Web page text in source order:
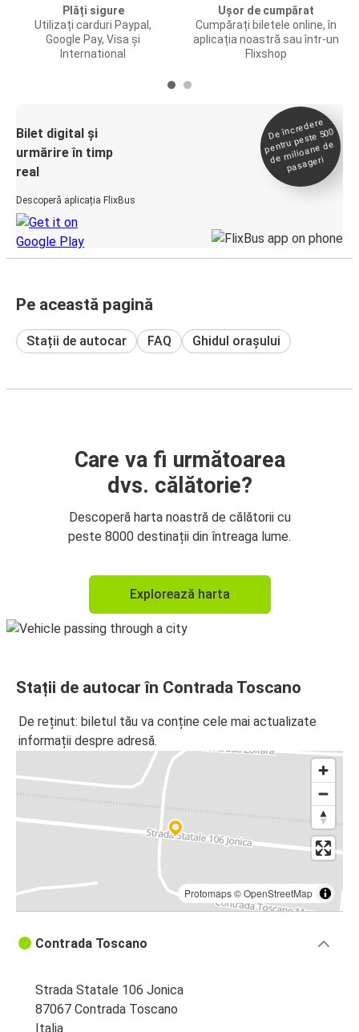
Plăți sigure
Utilizați carduri Paypal,
Google Pay, Visa și
International
Ușor de cumpărat
Cumpărați biletele online, în
aplicația noastră sau într-un
Flixshop
Bilet digital și
urmărire în timp
real
Descoperă aplicația FlixBus
De încredere
pentru peste 500
de
milioane de
pasageri
Pe această pagină
Stații de autocar FAQ Ghidul orașului
Care va fi următoarea
dvs. călătorie?
Descoperă harta noastră de călătorii cu
peste 8000 destinații din întreaga lume.
Explorează harta
Stații de autocar în Contrada Toscano
De reținut: biletul tău va conține cele mai actualizate
informații despre adresă.
Protomaps©OpenStreetMap
Contrada Toscano
Strada Statale 106 Jonica
87067 Contrada Toscano
Italia